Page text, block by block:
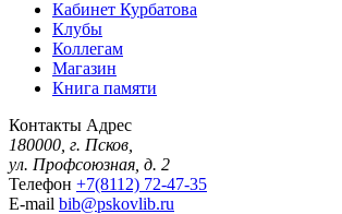
Кабинет Курбатова
Клубы
Коллегам
Магазин
Книга памяти
Контакты Адрес
180000, г. Псков,
ул. Профсоюзная, д. 2
Телефон +7(8112) 72-47-35
E-mail bib@pskovlib.ru